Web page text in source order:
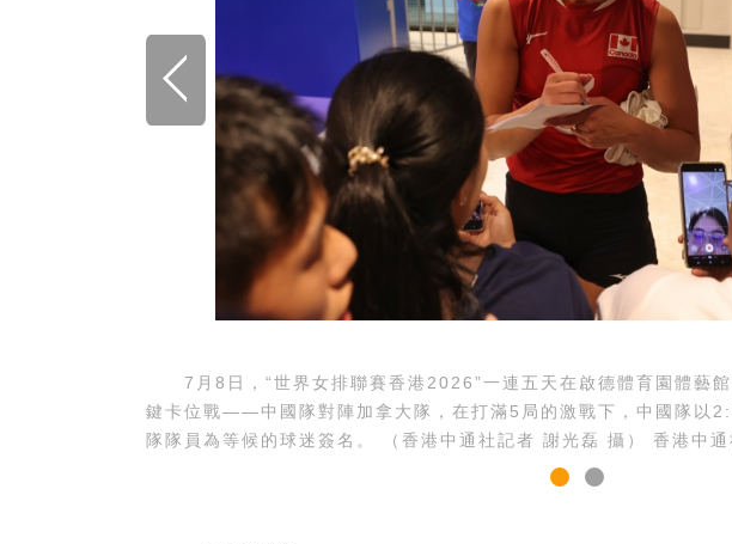
7月8日，“世界女排聯賽香港2026”一連五天在啟德體育園體藝館
鍵卡位戰——中國隊對陣加拿大隊，在打滿5局的激戰下，中國隊以
隊隊員為等候的球迷簽名。 （香港中通社記者 謝光磊 攝） 香港中通